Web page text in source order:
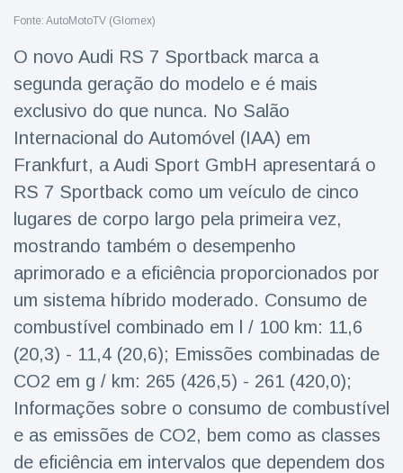
Estilo de Vida
(121)
Saúde e Aptidão Física
Viagens & Aventura
Notícias mais recentes
A 'fuga' de
mágico faz a
plateia rir
16 July 213 Vistas
celebram o
nascimento do
primeiro tapir de
baixas terras no
zoológico do
Reino Unido em 14
anos
16 July 199 Vistas
Homem da Flórida
preso após lançar
Fonte: AutoMotoTV (Glomex)
O novo Audi RS 7 Sportback marca a
segunda geração do modelo e é mais
exclusivo do que nunca. No Salão
Internacional do Automóvel (IAA) em
Frankfurt, a Audi Sport GmbH apresentará o
RS 7 Sportback como um veículo de cinco
lugares de corpo largo pela primeira vez,
mostrando também o desempenho
aprimorado e a eficiência proporcionados por
um sistema híbrido moderado. Consumo de
combustível combinado em l / 100 km: 11,6
(20,3) - 11,4 (20,6); Emissões combinadas de
CO2 em g / km: 265 (426,5) - 261 (420,0);
Informações sobre o consumo de combustível
e as emissões de CO2, bem como as classes
de eficiência em intervalos que dependem dos